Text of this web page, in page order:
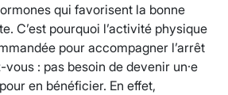
qui favorisent la bonne
C’est pourquoi l’activité physique
pour accompagner l’arrêt
: pas besoin de devenir un·e
en bénéficier. En effet,